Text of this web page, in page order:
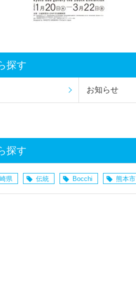
探す
お知らせ
探す
県 伝統 Bocchi 熊本市